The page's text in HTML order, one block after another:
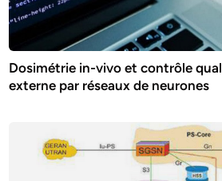
Dosimétrie in-vivo et contrôle
externe par réseaux de neurones